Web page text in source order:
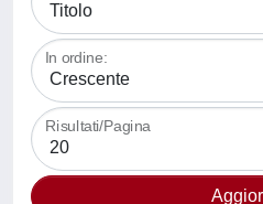
In ordine:
Risultati/Pagina